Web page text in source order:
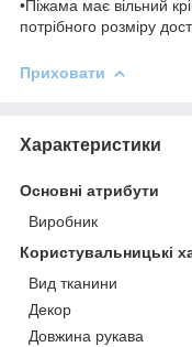
•Піжама має вільний
потрібного розміру
Приховати
Характеристики
Основні атрибути
Виробник
Користувальницькі
Вид тканини
Декор
Довжина рукава